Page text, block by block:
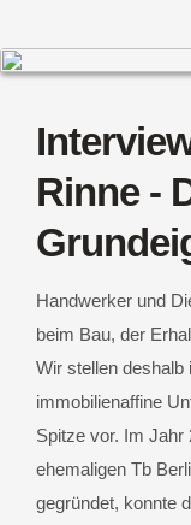
Rinne -
Handwerker und
beim Bau, der
Wir stellen deshalb
immobilienaffine
Spitze vor. Im Jahr
ehemaligen Tb
gegründet, konnte